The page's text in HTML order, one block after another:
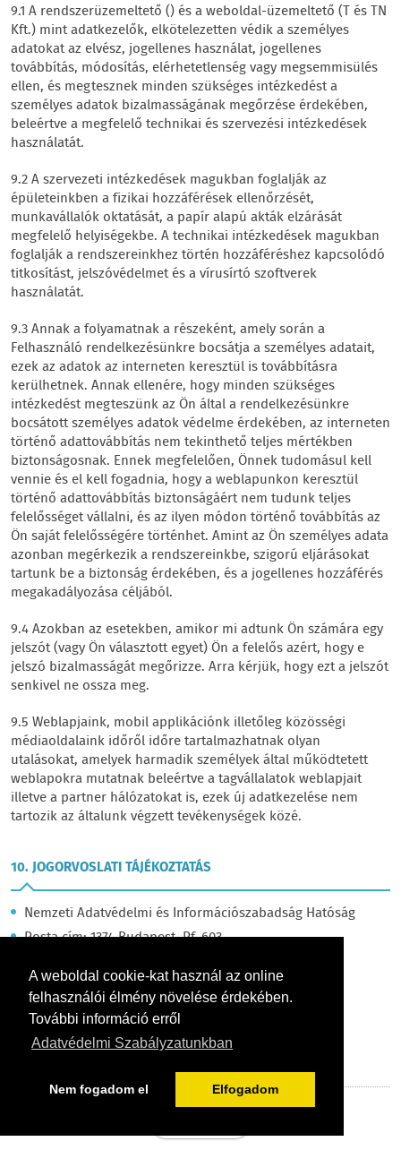
A weboldal cookie-kat használ az online
felhasználói élmény növelése érdekében.
További információ erről
Adatvédelmi Szabályzatunkban
Nem fogadom el Elfogadom
9.1 A rendszerüzemeltető () és a weboldal-üzemeltető (T és TN
Kft.) mint adatkezelők, elkötelezetten védik a személyes
adatokat az elvész, jogellenes használat, jogellenes
továbbítás, módosítás, elérhetetlenség vagy megsemmisülés
ellen, és megtesznek minden szükséges intézkedést a
személyes adatok bizalmasságának megőrzése érdekében,
beleértve a megfelelő technikai és szervezési intézkedések
használatát.
9.2 A szervezeti intézkedések magukban foglalják az
épületeinkben a fizikai hozzáférések ellenőrzését,
munkavállalók oktatását, a papír alapú akták elzárását
megfelelő helyiségekbe. A technikai intézkedések magukban
foglalják a rendszereinkhez történ hozzáféréshez kapcsolódó
titkosítást, jelszóvédelmet és a vírusírtó szoftverek
használatát.
9.3 Annak a folyamatnak a részeként, amely során a
Felhasználó rendelkezésünkre bocsátja a személyes adatait,
ezek az adatok az interneten keresztül is továbbításra
kerülhetnek. Annak ellenére, hogy minden szükséges
intézkedést megteszünk az Ön által a rendelkezésünkre
bocsátott személyes adatok védelme érdekében, az interneten
történő adattovábbítás nem tekinthető teljes mértékben
biztonságosnak. Ennek megfelelően, Önnek tudomásul kell
vennie és el kell fogadnia, hogy a weblapunkon keresztül
történő adattovábbítás biztonságáért nem tudunk teljes
felelősséget vállalni, és az ilyen módon történő továbbítás az
Ön saját felelősségére történhet. Amint az Ön személyes adata
azonban megérkezik a rendszereinkbe, szigorú eljárásokat
tartunk be a biztonság érdekében, és a jogellenes hozzáférés
megakadályozása céljából.
9.4 Azokban az esetekben, amikor mi adtunk Ön számára egy
jelszót (vagy Ön választott egyet) Ön a felelős azért, hogy e
jelszó bizalmasságát megőrizze. Arra kérjük, hogy ezt a jelszót
senkivel ne ossza meg.
9.5 Weblapjaink, mobil applikációnk illetőleg közösségi
médiaoldalaink időről időre tartalmazhatnak olyan
utalásokat, amelyek harmadik személyek által működtetett
weblapokra mutatnak beleértve a tagvállalatok weblapjait
illetve a partner hálózatokat is, ezek új adatkezelése nem
tartozik az általunk végzett tevékenységek közé.
10. JOGORVOSLATI TÁJÉKOZTATÁS
Nemzeti Adatvédelmi és Információszabadság Hatóság
Posta cím: 1374 Budapest, Pf. 603.
Telefon: +36 (1) 391-1400
Fax: +36 (1) 391-1410
E-mail:ugyfelszolgalat@naih.hu